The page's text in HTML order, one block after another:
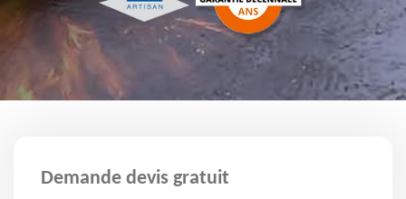
Demande devis gratuit